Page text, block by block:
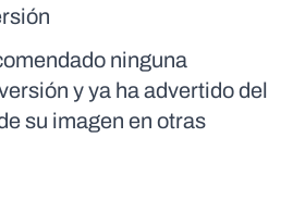
ninguna
y ya ha advertido del
su imagen en otras